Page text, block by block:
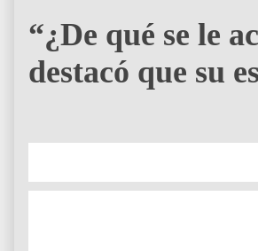
“¿De qué se le
destacó que su